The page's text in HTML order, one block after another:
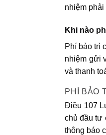
nhiệm
Khi nào
Phí bảo trì
nhiệm gửi
và thanh
PHÍ BẢO
Điều 107
chủ đầu tư
thông báo